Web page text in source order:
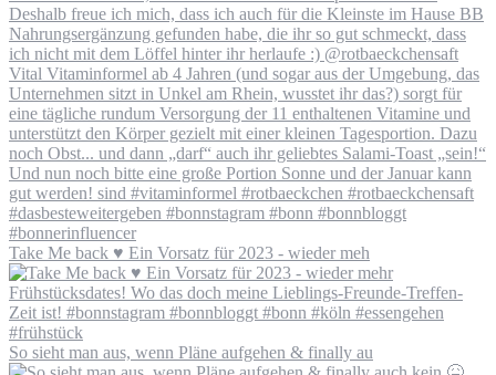
Take Me back ♥️ Ein Vorsatz für 2023 - wieder meh
So sieht man aus, wenn Pläne aufgehen & finally au